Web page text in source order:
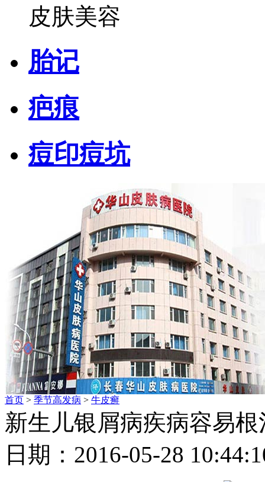
皮肤美容
胎记
疤痕
痘印痘坑
首页 > 季节高发病 > 牛皮癣
新生儿银屑病疾病容易根
日期：2016-05-28